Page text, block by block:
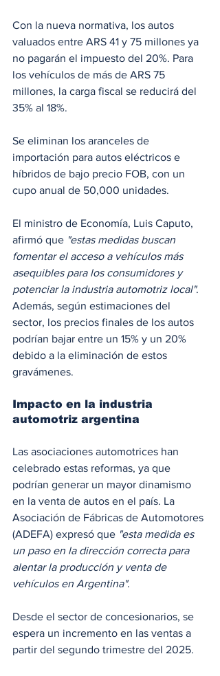
Con la nueva normativa, los autos
valuados entre ARS 41 y 75 millones ya
no pagarán el impuesto del 20%. Para
los vehículos de más de ARS 75
millones, la carga fiscal se reducirá del
35% al 18%.
Se eliminan los aranceles de
importación para autos eléctricos e
híbridos de bajo precio FOB, con un
cupo anual de 50,000 unidades.
El ministro de Economía, Luis Caputo,
afirmó que "estas medidas buscan
fomentar el acceso a vehículos más
asequibles para los consumidores y
potenciar la industria automotriz local".
Además, según estimaciones del
sector, los precios finales de los autos
podrían bajar entre un 15% y un 20%
debido a la eliminación de estos
gravámenes.
Impacto en la industria
automotriz argentina
Las asociaciones automotrices han
celebrado estas reformas, ya que
podrían generar un mayor dinamismo
en la venta de autos en el país. La
Asociación de Fábricas de Automotores
(ADEFA) expresó que "esta medida es
un paso en la dirección correcta para
alentar la producción y venta de
vehículos en Argentina".
Desde el sector de concesionarios, se
espera un incremento en las ventas a
partir del segundo trimestre del 2025.